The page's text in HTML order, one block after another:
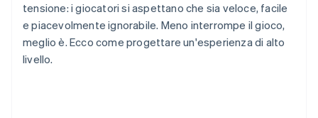
tensione: i giocatori si aspettano che sia veloce, facile
e piacevolmente ignorabile. Meno interrompe il gioco,
meglio è. Ecco come progettare un'esperienza di alto
livello.